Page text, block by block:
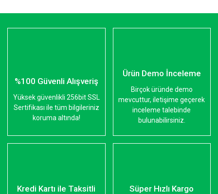
%100 Güvenli Alışveriş
Yüksek güvenlikli 256bit SSL
Sertifikası ile tüm bilgileriniz
koruma altında!
Ürün Demo İnceleme
Birçok üründe demo
mevcuttur, iletişime geçerek
inceleme talebinde
bulunabilirsiniz.
Kredi Kartı ile Taksitli
Süper Hızlı Kargo